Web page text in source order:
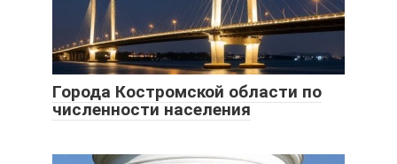
Города Костромской области по
численности населения